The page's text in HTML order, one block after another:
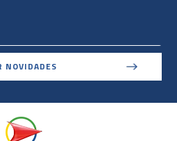
NOVIDADES